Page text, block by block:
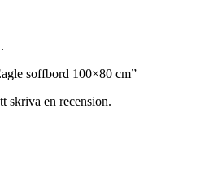
soffbord 100×80 cm”
skriva en recension.